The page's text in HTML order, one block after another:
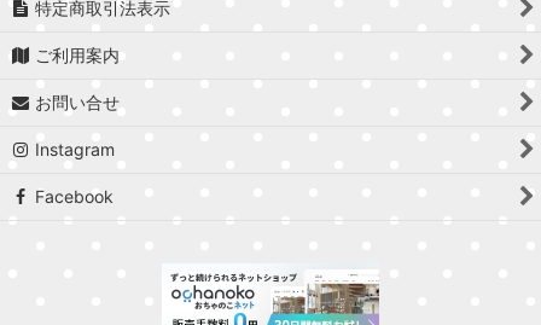
アラビア語学習★Arabic Studies
クルアーン学習★Quranic Studies
ＤＶＤ★DVDs
ラマダーン＆イード用品★Ramadan & Eid Items
特定商取引法表示
ご利用案内
お問い合せ
Instagram
Facebook